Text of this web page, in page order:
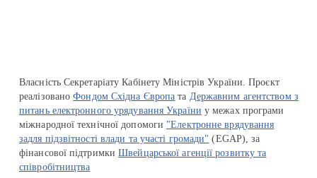
Власність Секретаріату Кабінету Міністрів України. Проєкт
реалізованоФондом Східна Європа та Державним агентством з
питань електронного урядування України у межах програми
міжнародної технічної допомоги "Електронне врядування
задля підзвітності влади та участі громади" (EGAP), за
фінансової підтримкиШвейцарської агенції розвитку та
співробітництва